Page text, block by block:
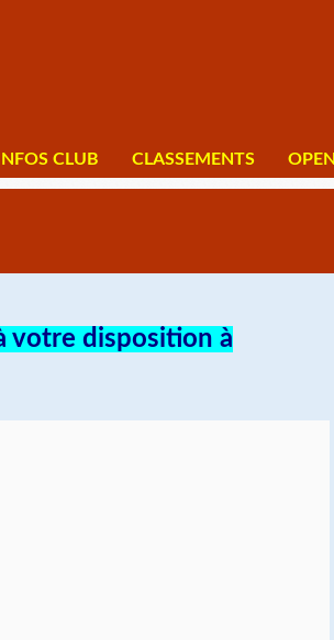
INFOS CLUB CLASSEMENTS
votre disposition à
1 av